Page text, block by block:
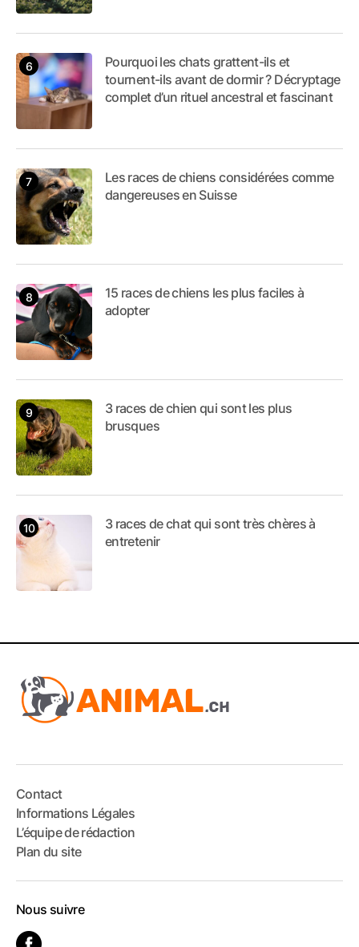
Pourquoi les chats grattent-ils et
tournent-ils avant de dormir ? Décryptage
complet d’un rituel ancestral et fascinant
Les races de chiens considérées comme
dangereuses en Suisse
15 races de chiens les plus faciles à
adopter
3 races de chien qui sont les plus
brusques
3 races de chat qui sont très chères à
entretenir
Contact
Informations Légales
L’équipe de rédaction
Plan du site
Nous suivre